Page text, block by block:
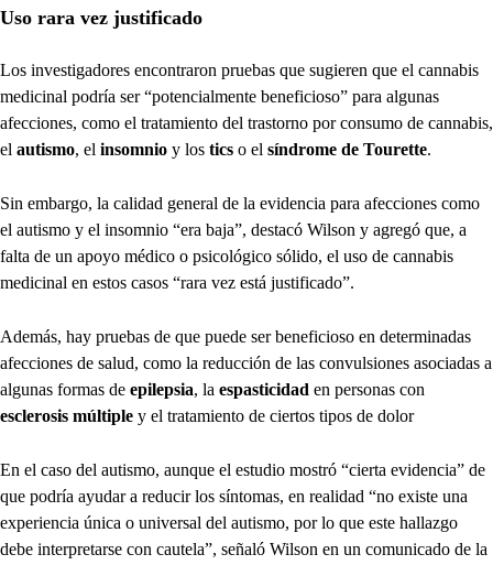
Uso rara vez justificado
Los investigadores encontraron pruebas que sugieren que el cannabis
medicinal podría ser “potencialmente beneficioso” para algunas
afecciones, como el tratamiento del trastorno por consumo de cannabis,
el autismo, el insomnio y los tics o el síndrome de Tourette.
Sin embargo, la calidad general de la evidencia para afecciones como
el autismo y el insomnio “era baja”, destacó Wilson y agregó que, a
falta de un apoyo médico o psicológico sólido, el uso de cannabis
medicinal en estos casos “rara vez está justificado”.
Además, hay pruebas de que puede ser beneficioso en determinadas
afecciones de salud, como la reducción de las convulsiones asociadas a
algunas formas de epilepsia, la espasticidad en personas con
esclerosis múltiple y el tratamiento de ciertos tipos de dolor
En el caso del autismo, aunque el estudio mostró “cierta evidencia” de
que podría ayudar a reducir los síntomas, en realidad “no existe una
experiencia única o universal del autismo, por lo que este hallazgo
debe interpretarse con cautela”, señaló Wilson en un comunicado de la